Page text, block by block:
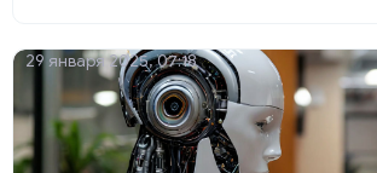
29 января 2025, 07:18